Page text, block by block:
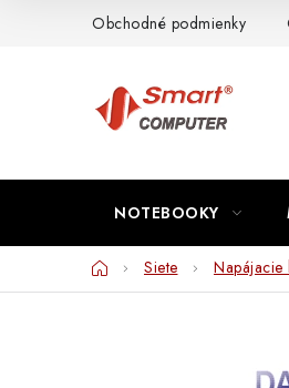
Obchodné podmienky
NOTEBOOKY
DomovSiete Napájacie